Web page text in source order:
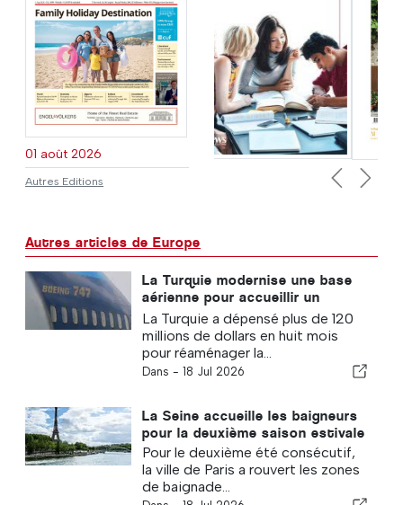
01 août 2026
Autres Editions Previous
Next
Autres articles de Europe
La Turquie modernise une base
aérienne pour accueillir un
Boeing 747 géant offert par le
Qatar aux États-Unis
La Turquie a dépensé plus de 120
millions de dollars en huit mois
pour réaménager la...
Dans - 18 Jul 2026
La Seine accueille les baigneurs
pour la deuxième saison estivale
Pour le deuxième été consécutif,
la ville de Paris a rouvert les zones
de baignade...